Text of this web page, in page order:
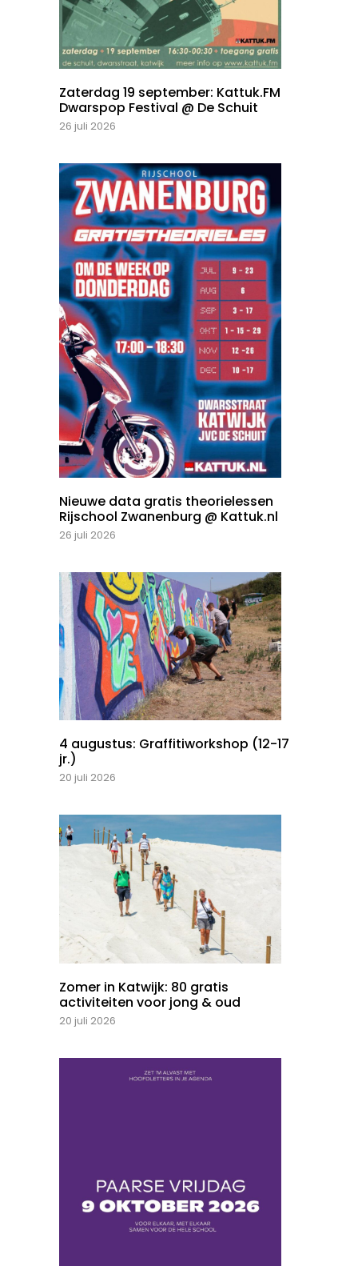
Zaterdag 19 september: Kattuk.FM
Dwarspop Festival @ De Schuit
26 juli 2026
Nieuwe data gratis theorielessen
Rijschool Zwanenburg @ Kattuk.nl
26 juli 2026
4 augustus: Graffitiworkshop (12-17
jr.)
20 juli 2026
Zomer in Katwijk: 80 gratis
activiteiten voor jong & oud
20 juli 2026